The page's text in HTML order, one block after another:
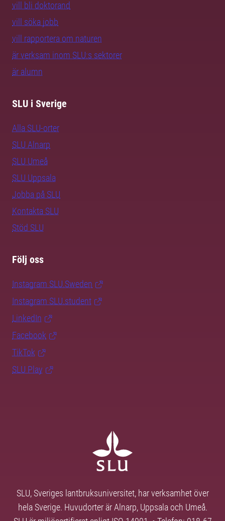
vill bli doktorand
vill söka jobb
vill rapportera om naturen
är verksam inom SLU:s sektorer
är alumn
SLU i Sverige
Alla SLU-orter
SLU Alnarp
SLU Umeå
SLU Uppsala
Jobba på SLU
Kontakta SLU
Stöd SLU
Följ oss
Instagram SLU.Sweden
Instagram SLU.student
LinkedIn
Facebook
TikTok
SLU Play
SLU, Sveriges lantbruksuniversitet, har verksamhet över
hela Sverige. Huvudorter är Alnarp, Uppsala och Umeå.